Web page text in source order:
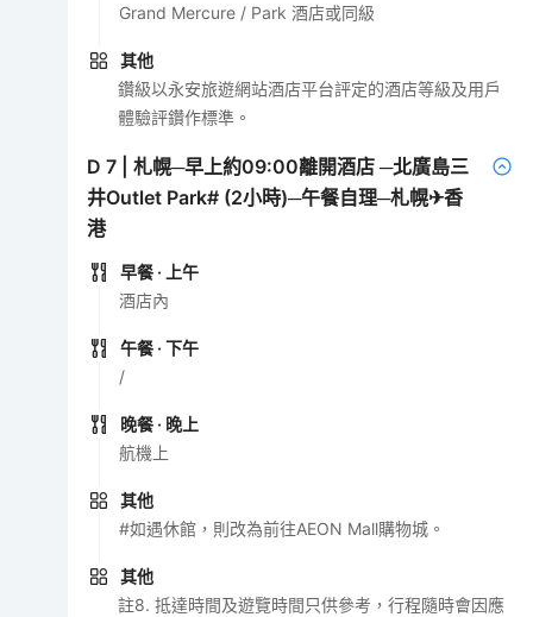
Grand Mercure / Park 酒店或同級
其他
鑽級以永安旅遊網站酒店平台評定的酒店等級及用戶
體驗評鑽作標準。
D7 |札幌─早上約09:00離開酒店 ─北廣島三
井Outlet Park# (2小時)─午餐自理─札幌✈香
港
早餐 · 上午
酒店內
午餐 · 下午
/
晚餐 · 晚上
航機上
其他
#如遇休館，則改為前往AEON Mall購物城。
其他
註8. 抵達時間及遊覽時間只供參考，行程隨時會因應